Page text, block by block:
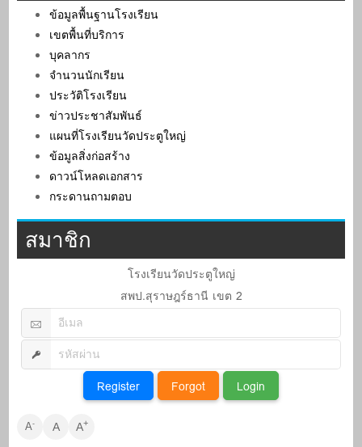
ข้อมูลพื้นฐานโรงเรียน
เขตพื้นที่บริการ
บุคลากร
จำนวนนักเรียน
ประวัติโรงเรียน
ข่าวประชาสัมพันธ์
แผนที่โรงเรียนวัดประตูใหญ่
ข้อมูลสิ่งก่อสร้าง
ดาวน์โหลดเอกสาร
กระดานถามตอบ
สมาชิก
โรงเรียนวัดประตูใหญ่
สพป.สุราษฎร์ธานี เขต 2
A- A A+